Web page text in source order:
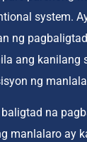
system.
ng
ang kanilang
ng
na
manlalaro ay